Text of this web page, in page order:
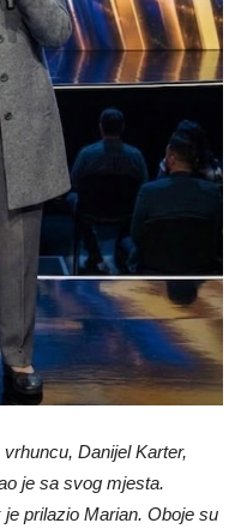
Danijel Karter,
je sa svog mjesta.
prilazio Marian. Oboje su